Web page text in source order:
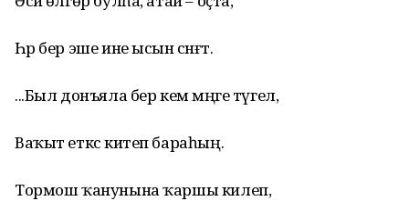
Һәр бер эше ине ысын сәнғәт.
...Был донъяла бер кем мәңге түгел,
Ваҡыт еткәс китеп бараһың.
Тормош ҡанунына ҡаршы килеп,